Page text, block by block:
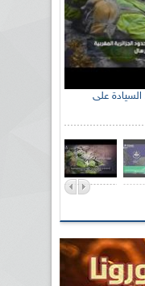
تحي الذكرى 59 لبسط السيادة على